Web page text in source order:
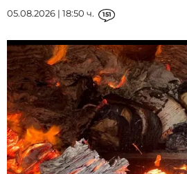
05.08.2026 | 18:50 ч. 151